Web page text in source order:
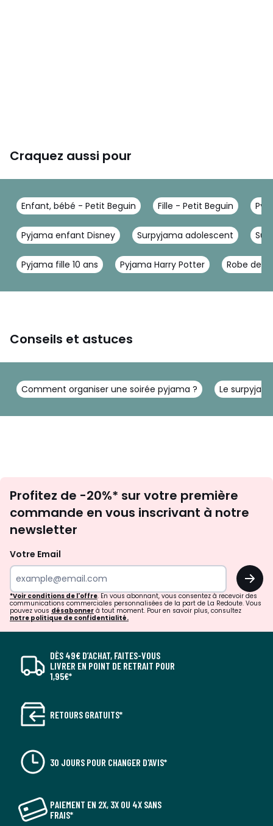
Craquez aussi pour
Enfant, bébé - Petit Beguin Fille - Petit Beguin
Pyjama enfant Disney Surpyjama adolescent
Pyjama fille 10 ans Pyjama Harry Potter Robe de
Conseils et astuces
Comment organiser une soirée pyjama ? Le
newsletter
Profitez de -20%* sur votre première
commande en vous inscrivant à notre
newsletter
Votre Email
OK
*Voir conditions de l'offre. En vous abonnant, vous consentez à recevoir des
communications commerciales personnalisées de la part de La Redoute. Vous
pouvez vous désabonner à tout moment. Pour en savoir plus, consultez
notre politique de confidentialité.
DÈS 49€ D’ACHAT, FAITES-VOUS
LIVRER EN POINT DE RETRAIT POUR
1,95€*
RETOURS GRATUITS*
30 JOURS POUR CHANGER D'AVIS*
PAIEMENT EN 2X, 3X OU 4X SANS
FRAIS*